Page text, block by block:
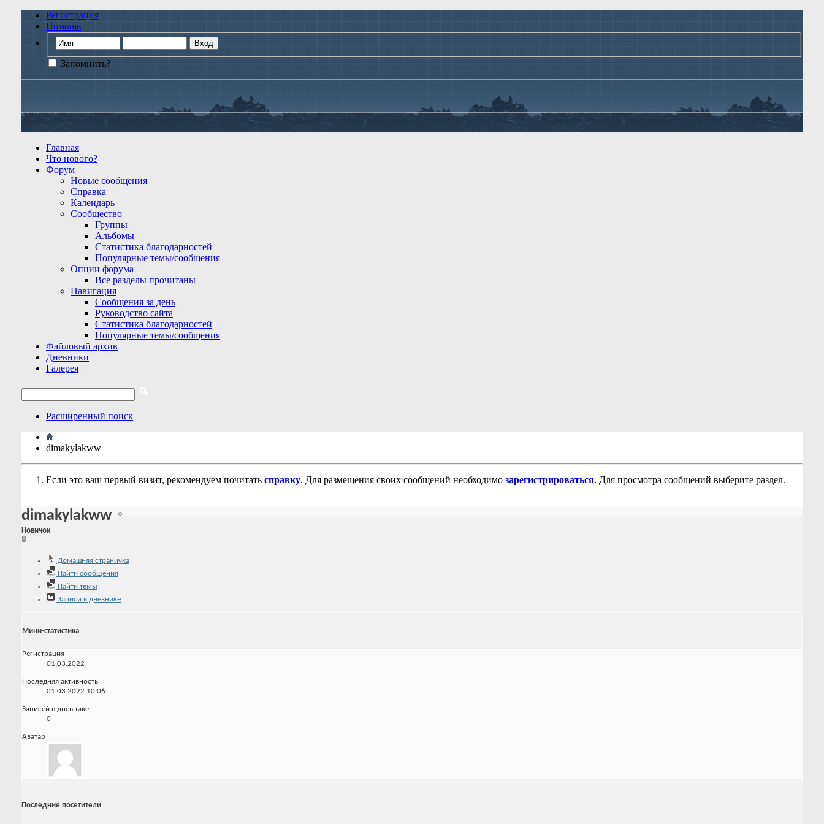
Регистрация
Помощь
Запомнить?
Главная
Что нового?
Форум
Новые сообщения
Справка
Календарь
Сообщество
Группы
Альбомы
Статистика благодарностей
Популярные темы/сообщения
Опции форума
Все разделы прочитаны
Навигация
Сообщения за день
Руководство сайта
Статистика благодарностей
Популярные темы/сообщения
Файловый архив
Дневники
Галерея
Расширенный поиск
dimakylakww
Если это ваш первый визит, рекомендуем почитать справку. Для размещения своих сообщений необходимо зарегистрироваться. Для просмотра сообщений выберите раздел.
dimakylakww
Новичок
Домашняя страничка
Найти сообщения
Найти темы
Записи в дневнике
Мини-статистика
Регистрация
01.03.2022
Последняя активность
01.03.2022 10:06
Записей в дневнике
0
Аватар
Последние посетители